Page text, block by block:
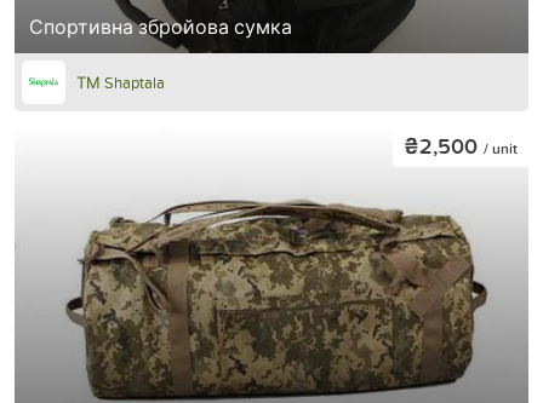
Спортивна збройова сумка
ТМ Shaptala
₴2,500 / unit